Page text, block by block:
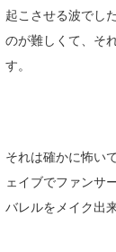
起こさせる波でし
のが難しくて、そ
す。
それは確かに怖い
ェイブでファンサ
バレルをメイク出
ハンマー
まっきー
上田純子
上條将美